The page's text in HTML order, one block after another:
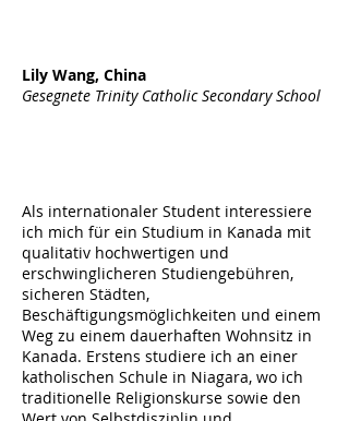
Lily Wang, China
Gesegnete Trinity Catholic Secondary School
Als internationaler Student interessiere
ich mich für ein Studium in Kanada mit
qualitativ hochwertigen und
erschwinglicheren Studiengebühren,
sicheren Städten,
Beschäftigungsmöglichkeiten und einem
Weg zu einem dauerhaften Wohnsitz in
Kanada. Erstens studiere ich an einer
katholischen Schule in Niagara, wo ich
traditionelle Religionskurse sowie den